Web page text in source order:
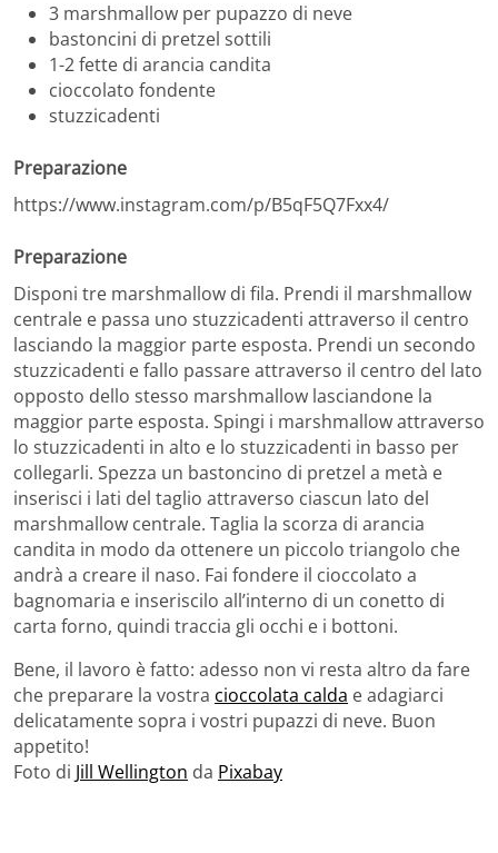
3 marshmallow per pupazzo di neve
bastoncini di pretzel sottili
1-2 fette di arancia candita
cioccolato fondente
stuzzicadenti
Preparazione
https://www.instagram.com/p/B5qF5Q7Fxx4/
Preparazione
Disponi tre marshmallow di fila. Prendi il marshmallow
centrale e passa uno stuzzicadenti attraverso il centro
lasciando la maggior parte esposta. Prendi un secondo
stuzzicadenti e fallo passare attraverso il centro del lato
opposto dello stesso marshmallow lasciandone la
maggior parte esposta. Spingi i marshmallow attraverso
lo stuzzicadenti in alto e lo stuzzicadenti in basso per
collegarli. Spezza un bastoncino di pretzel a metà e
inserisci i lati del taglio attraverso ciascun lato del
marshmallow centrale. Taglia la scorza di arancia
candita in modo da ottenere un piccolo triangolo che
andrà a creare il naso. Fai fondere il cioccolato a
bagnomaria e inseriscilo all’interno di un conetto di
carta forno, quindi traccia gli occhi e i bottoni.
Bene, il lavoro è fatto: adesso non vi resta altro da fare
che preparare la vostra cioccolata calda e adagiarci
delicatamente sopra i vostri pupazzi di neve. Buon
appetito!
Foto di Jill Wellington da Pixabay